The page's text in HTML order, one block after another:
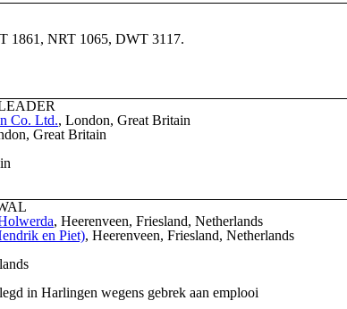
1861, NRT 1065, DWT 3117.
Co. Ltd., London, Great Britain
Great Britain
, Heerenveen, Friesland, Netherlands
en Piet), Heerenveen, Friesland, Netherlands
in Harlingen wegens gebrek aan emplooi